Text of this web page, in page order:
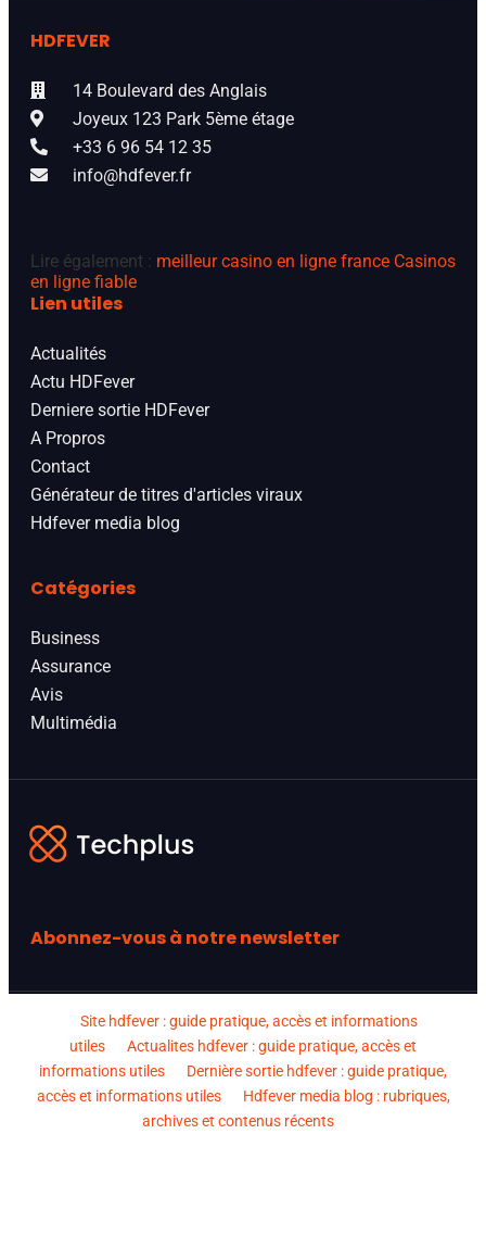
HDFEVER
14 Boulevard des Anglais
Joyeux 123 Park 5ème étage
+33 6 96 54 12 35
info@hdfever.fr
Lire également : meilleur casino en ligne france Casinos
en ligne fiable
Lien utiles
Actualités
Actu HDFever
Derniere sortie HDFever
A Propros
Contact
Générateur de titres d'articles viraux
Hdfever media blog
Catégories
Business
Assurance
Avis
Multimédia
Abonnez-vous à notre newsletter
Site hdfever : guide pratique, accès et informations
utiles
Actualites hdfever : guide pratique, accès et
informations utiles
Dernière sortie hdfever : guide pratique,
accès et informations utiles
Hdfever media blog : rubriques,
archives et contenus récents